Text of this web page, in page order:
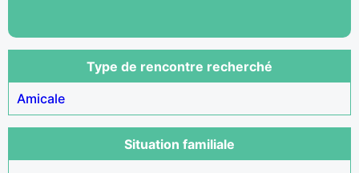
Type de rencontre recherché
Amicale
Situation familiale